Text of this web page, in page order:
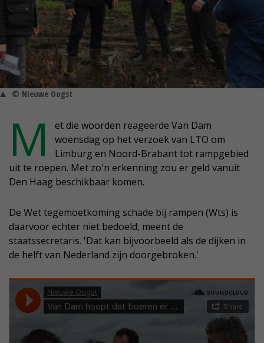
© Nieuwe Oogst
M
et die woorden reageerde Van Dam
woensdag op het verzoek van LTO om
Limburg en Noord-Brabant tot rampgebied
uit te roepen. Met zo'n erkenning zou er geld vanuit
Den Haag beschikbaar komen.
De Wet tegemoetkoming schade bij rampen (Wts) is
daarvoor echter niet bedoeld, meent de
staatssecretaris. 'Dat kan bijvoorbeeld als de dijken in
de helft van Nederland zijn doorgebroken.'